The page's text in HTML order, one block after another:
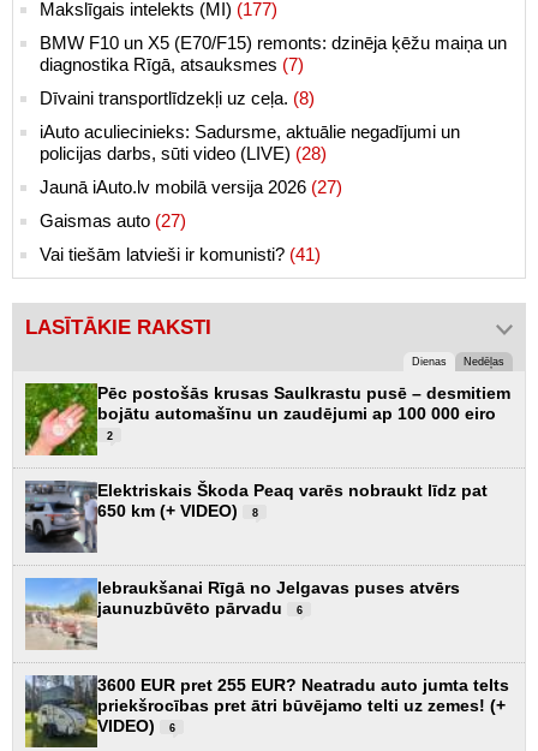
Makslīgais intelekts (MI) (177)
BMW F10 un X5 (E70/F15) remonts: dzinēja ķēžu maiņa un
diagnostika Rīgā, atsauksmes (7)
Dīvaini transportlīdzekļi uz ceļa. (8)
iAuto aculiecinieks: Sadursme, aktuālie negadījumi un
policijas darbs, sūti video (LIVE) (28)
Jaunā iAuto.lv mobilā versija 2026 (27)
Gaismas auto (27)
Vai tiešām latvieši ir komunisti? (41)
LASĪTĀKIE RAKSTI
Dienas Nedēļas
Pēc postošās krusas Saulkrastu pusē – desmitiem
bojātu automašīnu un zaudējumi ap 100 000 eiro
2
Elektriskais Škoda Peaq varēs nobraukt līdz pat
650 km (+ VIDEO)
8
Iebraukšanai Rīgā no Jelgavas puses atvērs
jaunuzbūvēto pārvadu
6
3600 EUR pret 255 EUR? Neatradu auto jumta telts
priekšrocības pret ātri būvējamo telti uz zemes! (+
VIDEO)
6